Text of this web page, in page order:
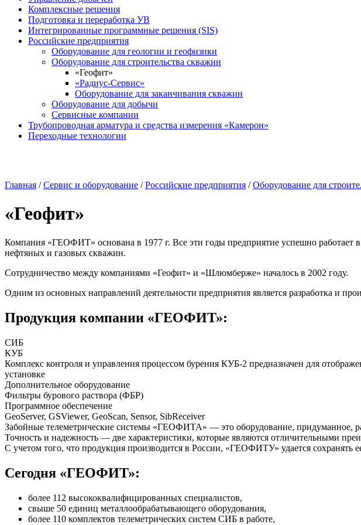
Комплексные решения
Подготовка и переработка УВ
Интегрированные программные решения (SIS)
Российские предприятия
Оборудование для геологии и геофизики
Оборудование для строительства скважин
«Геофит»
«Радиус-Сервис»
Оборудование для заканчивания скважин
Оборудование для добычи
Сервисные компании
Трубопроводная арматура и средства измерения «Камерон»
Переходные технологии
Главная /Сервис и оборудование /Российские предприятия /Оборудование для
«Геофит»
Компания «ГЕОФИТ» основана в 1977 г. Все эти годы предприятие успешно работает
нефтяных и газовых скважин.
Сотрудничество между компаниями «Геофит» и «Шлюмберже» началось в 2002 году.
Одним из основных направлений деятельности предприятия является разработка и
Продукция компании «ГЕОФИТ»:
СИБ
КУБ
Комплекс контроля и управления процессом бурения КУБ-2 предназначен для
установке
Дополнительное оборудование
Фильтры бурового раствора (ФБР)
Программное обеспечение
GeoServer, GSViewer, GeoScan, Sensor, SibReceiver
Забойные телеметрические системы «ГЕОФИТА» — это оборудование, придуманное,
Точность и надежность — две характеристики, которые являются отличительными
С учетом того, что продукция производится в России, «ГЕОФИТУ» удается сохранять
Сегодня «ГЕОФИТ»:
более 112 высококвалифицированных специалистов,
свыше 50 единиц металлообрабатывающего оборудования,
более 110 комплектов телеметрических систем СИБ в работе,